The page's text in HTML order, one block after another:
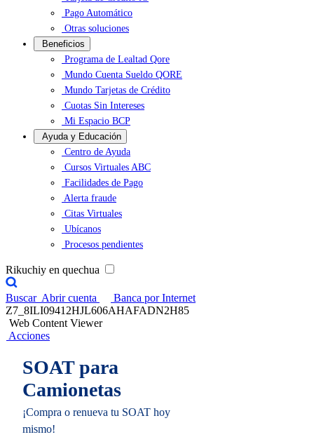
Pago Automático
Otras soluciones
Beneficios
Programa de Lealtad Qore
Mundo Cuenta Sueldo QORE
Mundo Tarjetas de Crédito
Cuotas Sin Intereses
Mi Espacio BCP
Ayuda y Educación
Centro de Ayuda
Cursos Virtuales ABC
Facilidades de Pago
Alerta fraude
Citas Virtuales
Ubícanos
Procesos pendientes
Rikuchiy en quechua
Buscar Abrir cuenta
Banca por Internet
Z7_8ILI09412HJL606AHAFADN2H85
Web Content Viewer
Acciones
SOAT para
Camionetas
¡Compra o renueva tu SOAT hoy
mismo!